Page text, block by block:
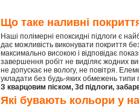
Що таке наливні
Наші полімерні епоксидні підлоги є
дає можливість виконувати покриття
максимально високою і відповідає
завершення робіт не виділяє жодних
не допускає не вологу, не повітря.
укладати без будь-яких обмежень типи
З кварцовим піском, 3d підлоги,
Які бувають кольори у